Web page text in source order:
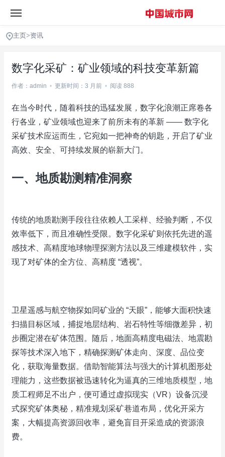
主页>资讯
数字化采矿：矿业领域的科技变革新篇
作者：admin • 更新时间：3 月前 • 阅读 888
在当今时代，随着科技的迅猛发展，数字化浪潮正席卷各
行各业，矿业领域也迎来了前所未有的革新 —— 数字化
采矿技术应运而生，它宛如一把神奇的钥匙，开启了矿业
高效、安全、可持续发展的崭新大门。
一、地质勘测精准洞察
传统的地质勘测手段往往依赖人工采样、经验判断，不仅
效率低下，而且准确性受限。数字化采矿则依托先进的遥
感技术、高精度地球物理探测方法以及三维建模软件，实
现了对矿体的全方位、高精度 “透视”。
卫星遥感与航空物探如同矿业的 “天眼”，能够大面积快速
扫描目标区域，捕捉地层结构、岩石特性等细微差异，初
步圈定潜在矿体范围。随后，地面高精度电磁法、地震勘
探等技术深入地下，精确探测矿体走向、深度、品位变
化，获取海量数据。借助智能算法与强大的计算机图形处
理能力，这些数据被迅速转化为逼真的三维地质模型，地
质工程师足不出户，便可通过虚拟现实（VR）设备沉浸
式探究矿体奥秘，精准规划采矿巷道布局，优化开采方
案，大幅提高资源回收率，避免盲目开采造成的资源浪
费。